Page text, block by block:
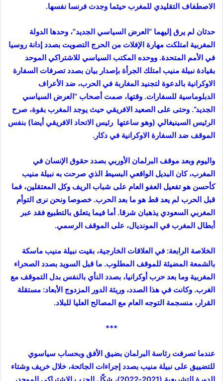
الاصطفاف التقليدي للمغرب حيثما وجدت فرنسا نفسها.
حدثان لم يرق إليهما “العرض السياسي الجديد”، وحدها الدولة
المغربية امتلكت مهارة الإفلات من الحرج التصويت بصدد إدانة روسيا
في الأمم المتحدة. ووحده المكتب السياسي للاشتراكي الموحد
بقيادة نبيلة منيب امتلك الجرأة بإصدار بيان بصدد تصرفات السفارة
الاوكرانية بالدعوة لتجنيد المغاربة في الحرب، ضد الأعراف
الدبلوماسية للسفارات. وقتها، صمت أصحاب “العرض السياسي
الجديد”. وحتى على الصعيد الافريقي حيث يوجد المغرب بقوة، صرح
الرئيس السينيغالي (وهو ساعتها رئيس الاتحاد الافريقي أيضا) بنفس
الموقف ضد السفارة الاوكرانية في دكار.
واليوم وبعد موقف البرلمان الأوربي بصدد حقوق الإنسان في
المغرب، كان البديل الواقعي البسيط الذي صرحت به نبيلة منيب
كأحسن هو تفعيل العفو العام على شباب الريف وكل المعتقلين، فما
قبل الحرب لم يعد قط هو ما بعد الحرب. خصوصا ونحن نرى التوأم
المغربي السعودي يذهبان شرقا. أما فيما يتعلق بالتطبيع فقد عبر
أبطال المغرب في المونديال، على الموقف الرسمي.
الخلاصة الرابعة: في العلاقات الخارجية، بقيت نبيلة منيب ماسكة
بالشمعة المضيئة للموقف المطلوب. ما قبل السويد بصدد الصحراء
المغربية وما بعد حرب أوكرانيا، بصدد النأي بالنفس بدل التموقف مع
الغرب. وكانت في هذا الصدد، وريثة الدور المزدوج الأبعاد: مستقلة
القرار، منسجمة التوجه العام مع المصالح العليا للبلاد.
***
عندما تصرفت رئاسة البرلمان بضيق الأفق وبحساب سياسوي
للتضييق على نبيلة منيب بصدد إجراءات الجائحة، خلال خريف وشتاء